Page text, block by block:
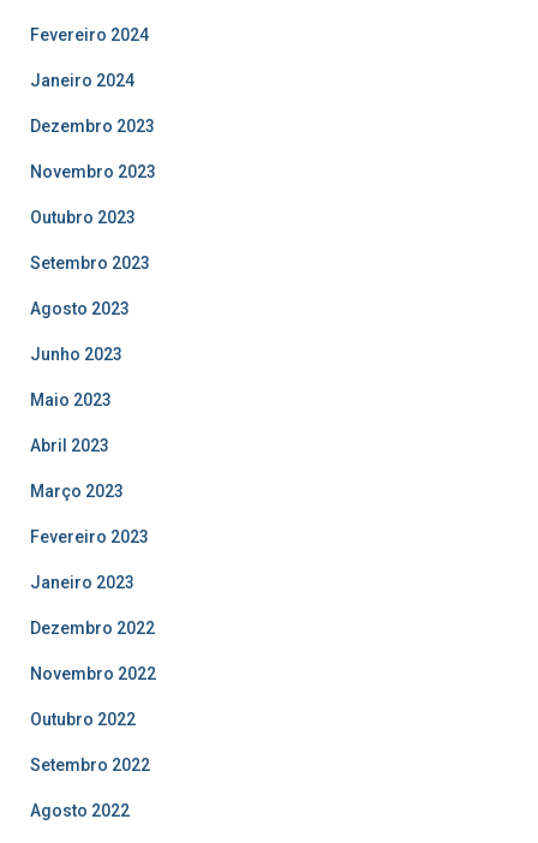
Fevereiro 2024
Janeiro 2024
Dezembro 2023
Novembro 2023
Outubro 2023
Setembro 2023
Agosto 2023
Junho 2023
Maio 2023
Abril 2023
Março 2023
Fevereiro 2023
Janeiro 2023
Dezembro 2022
Novembro 2022
Outubro 2022
Setembro 2022
Agosto 2022